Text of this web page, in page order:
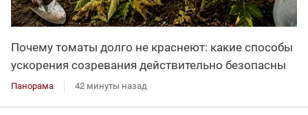
Почему томаты долго не краснеют: какие способы
ускорения созревания действительно безопасны
Панорама 42 минуты назад